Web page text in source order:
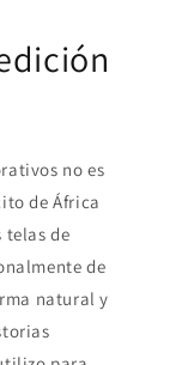
no es
de África
telas de
de
natural y